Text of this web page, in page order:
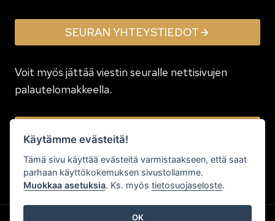
SEURAN YHTEYSTIEDOT
Voit myös jättää viestin seuralle nettisivujen
palautelomakkeella.
Käytämme evästeitä!
Tämä sivu käyttää evästeitä varmistaakseen, että saat
parhaan käyttökokemuksen sivustollamme.
Muokkaa asetuksia. Ks. myöstietosuojaseloste.
OK